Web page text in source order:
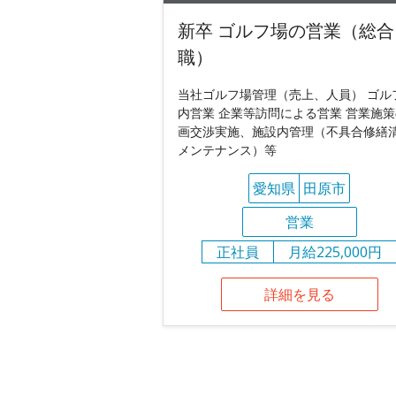
新卒 ゴルフ場の営業（総合
職）
当社ゴルフ場管理（売上、人員） ゴル
内営業 企業等訪問による営業 営業施
画交渉実施、施設内管理（不具合修繕
メンテナンス）等
愛知県 田原市
営業
正社員
月給225,000円
詳細を見る